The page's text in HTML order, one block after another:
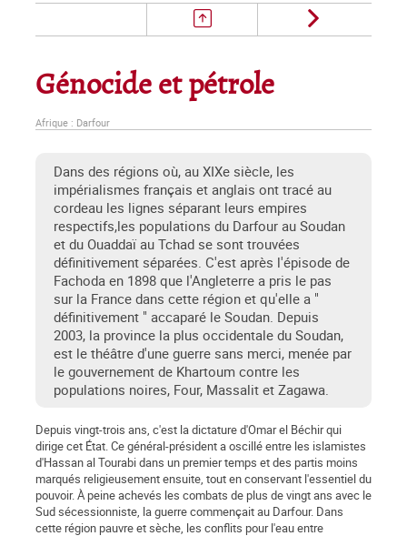
Génocide et pétrole
Afrique : Darfour
Dans des régions où, au XIXe siècle, les
impérialismes français et anglais ont tracé au
cordeau les lignes séparant leurs empires
respectifs,les populations du Darfour au Soudan
et du Ouaddaï au Tchad se sont trouvées
définitivement séparées. C'est après l'épisode de
Fachoda en 1898 que l'Angleterre a pris le pas
sur la France dans cette région et qu'elle a "
définitivement " accaparé le Soudan. Depuis
2003, la province la plus occidentale du Soudan,
est le théâtre d'une guerre sans merci, menée par
le gouvernement de Khartoum contre les
populations noires, Four, Massalit et Zagawa.
Depuis vingt-trois ans, c'est la dictature d'Omar el Béchir qui
dirige cet État. Ce général-président a oscillé entre les islamistes
d'Hassan al Tourabi dans un premier temps et des partis moins
marqués religieusement ensuite, tout en conservant l'essentiel du
pouvoir. À peine achevés les combats de plus de vingt ans avec le
Sud sécessionniste, la guerre commençait au Darfour. Dans
cette région pauvre et sèche, les conflits pour l'eau entre